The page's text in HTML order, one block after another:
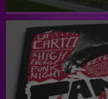
Baignade